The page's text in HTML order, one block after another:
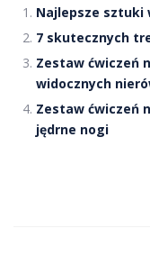
Najlepsze sztuki
7 skutecznych
Zestaw ćwiczeń
widocznych
Zestaw ćwiczeń
jędrne nogi